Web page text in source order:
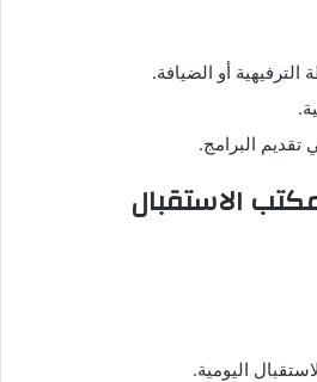
أو الضيافة.
تقديم البرامج.
اليومية.